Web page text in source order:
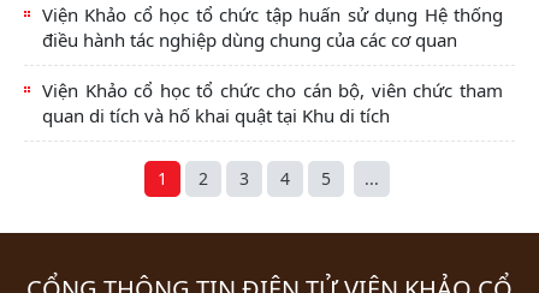
Viện Khảo cổ học tổ chức tập huấn sử dụng Hệ thống
điều hành tác nghiệp dùng chung của các cơ quan
Viện Khảo cổ học tổ chức cho cán bộ, viên chức tham
quan di tích và hố khai quật tại Khu di tích
1 2 3 4 5 ...